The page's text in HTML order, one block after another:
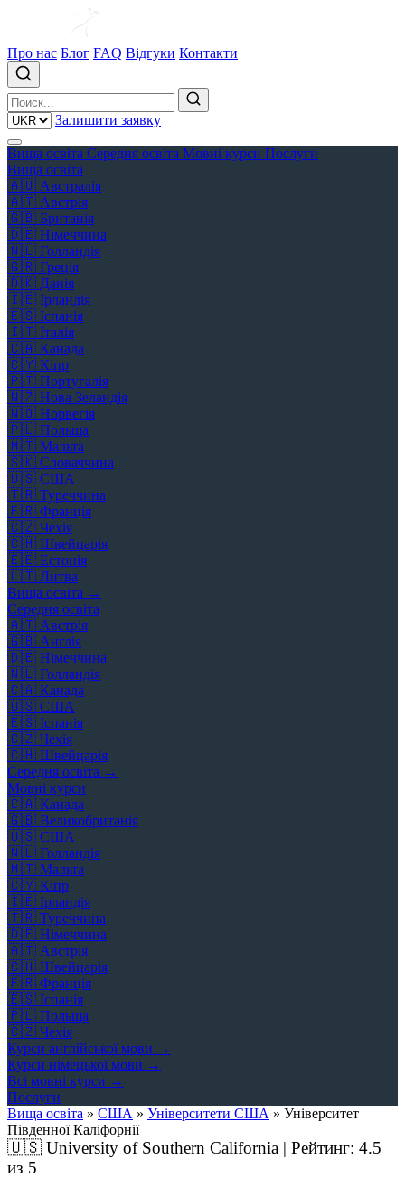
Про нас Блог FAQ Відгуки Контакти
Залишити заявку
Вища освіта Середня освіта Мовні курси Послуги
Вища освіта
🇦🇺 Австралія
🇦🇹 Австрія
🇬🇧 Британія
🇩🇪 Німеччина
🇳🇱 Голландія
🇬🇷 Греція
🇩🇰 Данія
🇮🇪 Ірландія
🇪🇸 Іспанія
🇮🇹 Італія
🇨🇦 Канада
🇨🇾 Кіпр
🇵🇹 Португалія
🇳🇿 Нова Зеландія
🇳🇴 Норвегія
🇵🇱 Польща
🇲🇹 Мальта
🇸🇰 Словаччина
🇺🇸 США
🇹🇷 Туреччина
🇫🇷 Франція
🇨🇿 Чехія
🇨🇭 Швейцарія
🇪🇪 Естонія
🇱🇹 Литва
Вища освіта →
Середня освіта
🇦🇹 Австрія
🇬🇧 Англія
🇩🇪 Німеччина
🇳🇱 Голландія
🇨🇦 Канада
🇺🇸 США
🇪🇸 Іспанія
🇨🇿 Чехія
🇨🇭 Швейцарія
Середня освіта →
Мовні курси
🇨🇦 Канада
🇬🇧 Великобританія
🇺🇸 США
🇳🇱 Голландія
🇲🇹 Мальта
🇨🇾 Кіпр
🇮🇪 Ірландія
🇹🇷 Туреччина
🇩🇪 Німеччина
🇦🇹 Австрія
🇨🇭 Швейцарія
🇫🇷 Франція
🇪🇸 Іспанія
🇵🇱 Польща
🇨🇿 Чехія
Курси англійської мови →
Курси німецької мови →
Всі мовні курси →
Послуги
Вища освіта » США » Університети США » Університет
Південної Каліфорнії
🇺🇸University of Southern California | Рейтинг: 4.5
из 5